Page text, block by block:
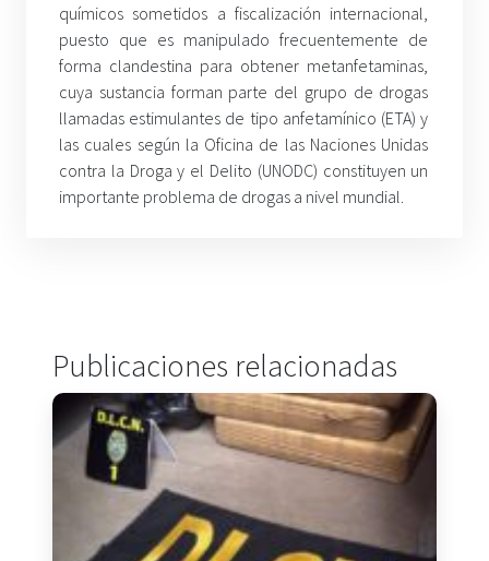
químicos sometidos a fiscalización internacional,
puesto que es manipulado frecuentemente de
forma clandestina para obtener metanfetaminas,
cuya sustancia forman parte del grupo de drogas
llamadas estimulantes de tipo anfetamínico (ETA) y
las cuales según la Oficina de las Naciones Unidas
contra la Droga y el Delito (UNODC) constituyen un
importante problema de drogas a nivel mundial.
Publicaciones relacionadas